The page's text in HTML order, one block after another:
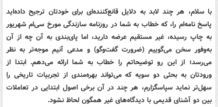
با سلام، هر چند لابد به دلایل قانع‌کننده‌ای برای خودتان ترجیح داده‌اید
پاسخ نامه‌ام را، که خطاب به شما در روزنامه سازندگی مورخ سی‌ام شهریور
به چاپ رسیده، غیر مستقیم عرضه دارید، اما پای‌بندی به آن‌ چه از آن
به‌وفور سخن می‌گوییم (ضرورت گفت‌وگو) و مدعی آنیم موجه‌تر به نظر
می‌رسد؛ از این رو توضیحاتم را خطاب به شما ارائه می‌دهم. ابتدا از
ورودتان به بحثی دو سویه که می‌تواند بهره‌مندی از تجربیات تاریخی را
سهل‌تر نماید سپاسگزارم، هر چند در آن برخی اصول ابتدایی در تعاملات
بین دو آشنای قدیمی با دیدگاه‌های غیر همگون لحاظ نشود.